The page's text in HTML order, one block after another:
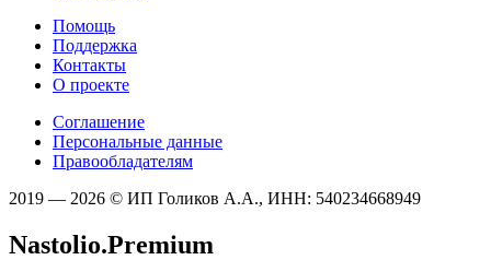
Помощь
Поддержка
Контакты
О проекте
Соглашение
Персональные данные
Правообладателям
2019 — 2026 © ИП Голиков А.А., ИНН: 540234668949
Nastolio.Premium